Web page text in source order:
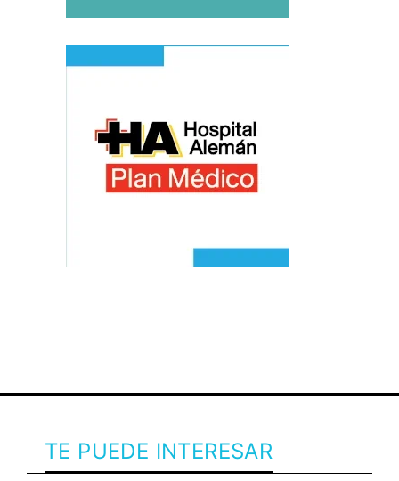
TE PUEDE INTERESAR